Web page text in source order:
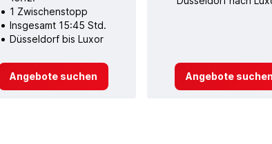
1 Zwischenstopp
Insgesamt 15:45 Std.
Düsseldorf bis Luxor
Angebote suchen Angebote suchen